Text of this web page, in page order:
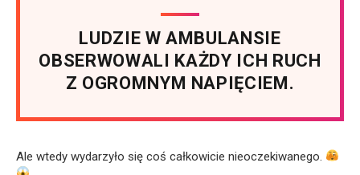
LUDZIE W AMBULANSIE
OBSERWOWALI KAŻDY ICH RUCH
Z OGROMNYM NAPIĘCIEM.
Ale wtedy wydarzyło się coś całkowicie nieoczekiwanego.